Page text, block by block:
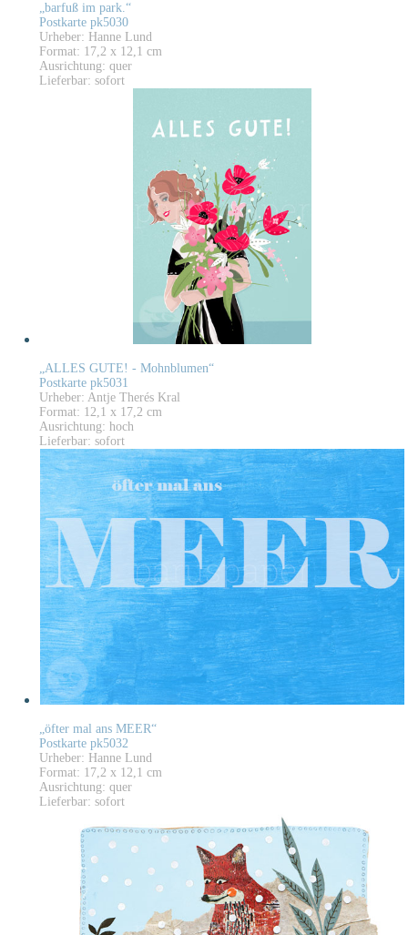
„barfuß im park.“
Postkarte pk5030
Urheber: Hanne Lund
Format: 17,2 x 12,1 cm
Ausrichtung: quer
Lieferbar: sofort
„ALLES GUTE! - Mohnblumen“
Postkarte pk5031
Urheber: Antje Therés Kral
Format: 12,1 x 17,2 cm
Ausrichtung: hoch
Lieferbar: sofort
„öfter mal ans MEER“
Postkarte pk5032
Urheber: Hanne Lund
Format: 17,2 x 12,1 cm
Ausrichtung: quer
Lieferbar: sofort